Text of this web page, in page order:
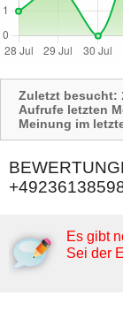
Zuletzt besucht:
Aufrufe letzten
Meinung im
Es gibt
Sei der